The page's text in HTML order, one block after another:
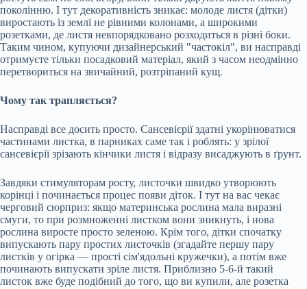
поколінню. І тут декоративність зникає: молоде листя (дітки)
виростають із землі не рівними колонами, а широкими
розетками, де листя невпорядковано розходиться в різні боки.
Таким чином, купуючи дизайнерський "частокіл", ви насправді
отримуєте тільки посадковий матеріал, який з часом неодмінно
перетвориться на звичайний, розтріпаний кущ.
Чому так трапляється?
Насправді все досить просто. Сансевієрії здатні укорінюватися
частинами листка, в парниках саме так і роблять: у зрілої
сансевієрії зрізають кінчики листя і відразу висаджують в ґрунт.
Завдяки стимуляторам росту, листочки швидко утворюють
корінці і починається процес появи діток. І тут на вас чекає
черговий сюрприз: якщо материнська рослина мала виразні
смуги, то при розмноженні листком вони зникнуть, і нова
рослина виросте просто зеленою. Крім того, дітки спочатку
випускають пару простих листочків (згадайте першу пару
листків у огірка — прості сім'ядольні кружечки), а потім вже
починають випускати зріле листя. Приблизно 5-6-й такий
листок вже буде подібний до того, що ви купили, але розетка